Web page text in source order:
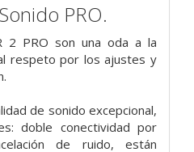
PRO.
2 PRO son una oda a la
respeto por los ajustes y
de sonido excepcional,
doble conectividad por
de ruido, están